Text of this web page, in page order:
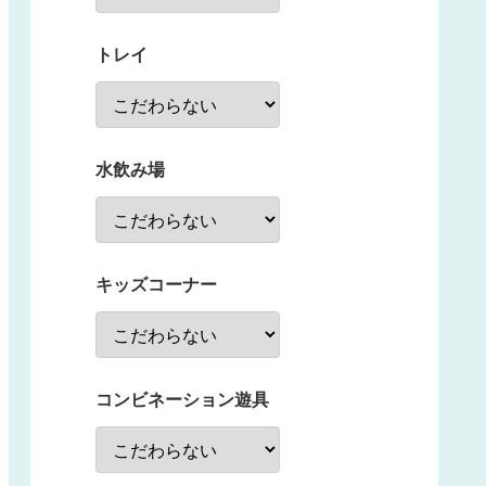
トレイ
水飲み場
キッズコーナー
コンビネーション遊具